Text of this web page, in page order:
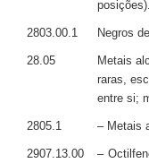
posições).
2803.00.1 Negros
28.05
Metais
raras,
entre si;
2805.1 – Metais
2907.13.00
–